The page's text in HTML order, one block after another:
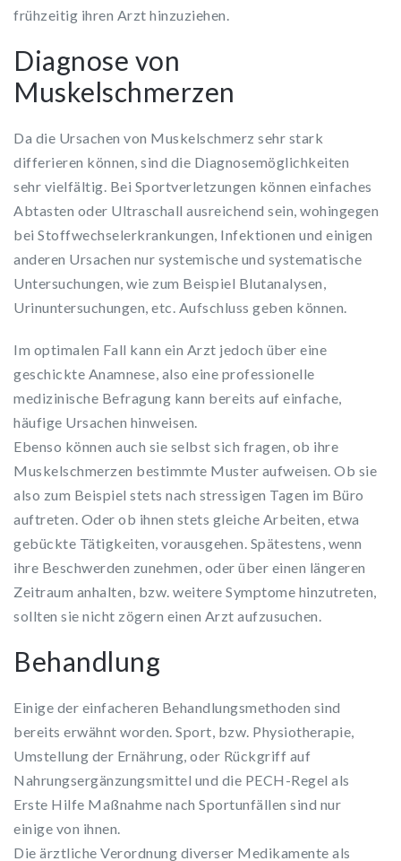
frühzeitig ihren Arzt hinzuziehen.
Diagnose von
Muskelschmerzen
Da die Ursachen von Muskelschmerz sehr stark
differieren können, sind die Diagnosemöglichkeiten
sehr vielfältig. Bei Sportverletzungen können einfaches
Abtasten oder Ultraschall ausreichend sein, wohingegen
bei Stoffwechselerkrankungen, Infektionen und einigen
anderen Ursachen nur systemische und systematische
Untersuchungen, wie zum Beispiel Blutanalysen,
Urinuntersuchungen, etc. Aufschluss geben können.
Im optimalen Fall kann ein Arzt jedoch über eine
geschickte Anamnese, also eine professionelle
medizinische Befragung kann bereits auf einfache,
häufige Ursachen hinweisen.
Ebenso können auch sie selbst sich fragen, ob ihre
Muskelschmerzen bestimmte Muster aufweisen. Ob sie
also zum Beispiel stets nach stressigen Tagen im Büro
auftreten. Oder ob ihnen stets gleiche Arbeiten, etwa
gebückte Tätigkeiten, vorausgehen. Spätestens, wenn
ihre Beschwerden zunehmen, oder über einen längeren
Zeitraum anhalten, bzw. weitere Symptome hinzutreten,
sollten sie nicht zögern einen Arzt aufzusuchen.
Behandlung
Einige der einfacheren Behandlungsmethoden sind
bereits erwähnt worden. Sport, bzw. Physiotherapie,
Umstellung der Ernährung, oder Rückgriff auf
Nahrungsergänzungsmittel und die PECH-Regel als
Erste Hilfe Maßnahme nach Sportunfällen sind nur
einige von ihnen.
Die ärztliche Verordnung diverser Medikamente als